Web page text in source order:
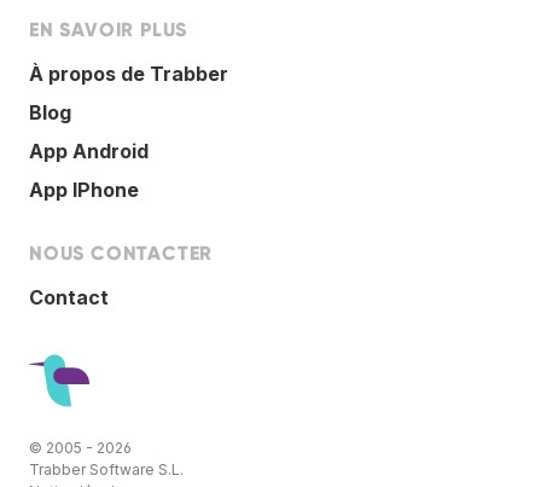
EN SAVOIR PLUS
À propos de Trabber
Blog
App Android
App IPhone
NOUS CONTACTER
Contact
© 2005 - 2026
Trabber Software S.L.